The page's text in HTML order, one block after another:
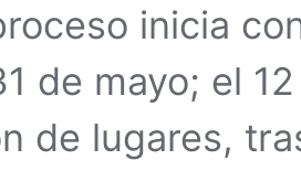
inicia
de mayo; el
de lugares,